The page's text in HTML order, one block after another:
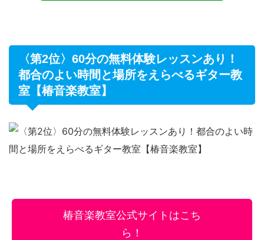
〈第2位〉60分の無料体験レッスンあり！
都合のよい時間と場所をえらべるギター教
室【椿音楽教室】
椿音楽教室公式サイトはこち
ら！